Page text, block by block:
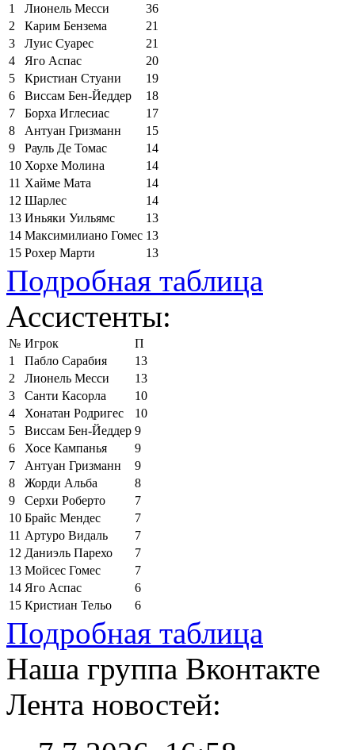
1
Лионель Месси
36
2
Карим Бензема
21
3
Луис Суарес
21
4
Яго Аспас
20
5
Кристиан Стуани
19
6
Виссам Бен-Йеддер
18
7
Борха Иглесиас
17
8
Антуан Гризманн
15
9
Рауль Де Томас
14
10 Хорхе Молина
14
11 Хайме Мата
14
12 Шарлес
14
13 Иньяки Уильямс
13
14 Максимилиано Гомес 13
15 Рохер Марти 13
Подробная таблица
Ассистенты:
№ Игрок
П
1
Пабло Сарабия
13
2
Лионель Месси
13
3
Санти Касорла
10
4
Хонатан Родригес
10
5
Виссам Бен-Йеддер 9
6
Хосе Кампанья
9
7
Антуан Гризманн
9
8
Жорди Альба
8
9
Серхи Роберто
7
10 Брайс Мендес
7
11 Артуро Видаль
7
12 Даниэль Парехо
7
13 Мойсес Гомес
7
14 Яго Аспас
6
15 Кристиан Тельо 6
Подробная таблица
Наша группа Вконтакте
Лента новостей: